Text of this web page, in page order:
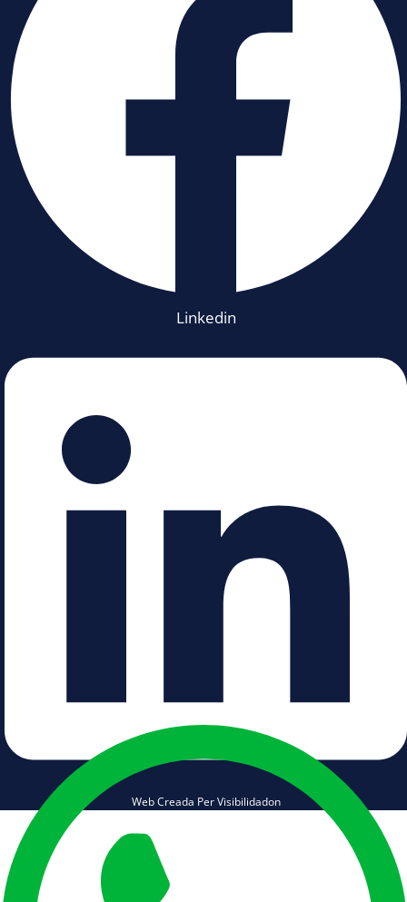
Linkedin
Web Creada Per Visibilidadon